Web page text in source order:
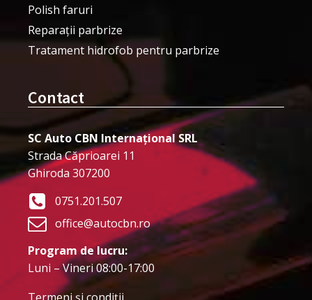
Polish faruri
Reparații parbrize
Tratament hidrofob pentru parbrize
Contact
SC Auto CBN Internațional SRL
Strada Căprioarei 11
Ghiroda 307200
0751.201.507
office@autocbn.ro
Program de lucru:
Luni – Vineri 08:00-17:00